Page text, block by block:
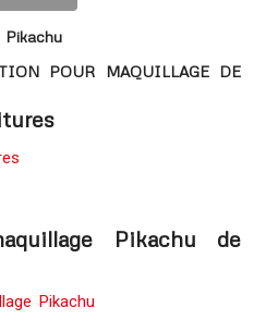
Pikachu
POUR MAQUILLAGE DE
Pikachu de